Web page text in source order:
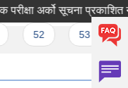
अर्को सूचना प्रकाशित